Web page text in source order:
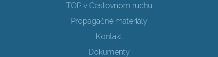
TOP v Cestovnom ruchu
Propagačné materiály
Kontakt
Dokumenty